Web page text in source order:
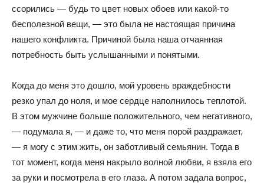
ссорились — будь то цвет новых обоев или какой-то
бесполезной вещи, — это была не настоящая причина
нашего конфликта. Причиной была наша отчаянная
потребность быть услышанными и понятыми.
Когда до меня это дошло, мой уровень враждебности
резко упал до ноля, и мое сердце наполнилось теплотой.
В этом мужчине больше положительного, чем негативного,
— подумала я, — и даже то, что меня порой раздражает,
— я могу с этим жить, он заботливый семьянин. Тогда в
тот момент, когда меня накрыло волной любви, я взяла его
за руки и посмотрела в его глаза. А потом задала вопрос,